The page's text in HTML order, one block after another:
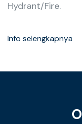
Hydrant/Fire.
Info selengkapnya